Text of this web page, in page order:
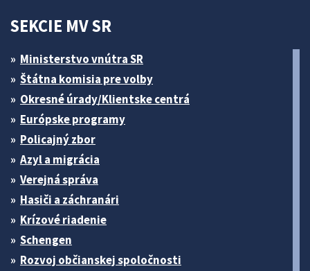
SEKCIE MV SR
Ministerstvo vnútra SR
Štátna komisia pre volby
Okresné úrady/Klientske centrá
Európske programy
Policajný zbor
Azyl a migrácia
Verejná správa
Hasiči a záchranári
Krízové riadenie
Schengen
Rozvoj občianskej spoločnosti